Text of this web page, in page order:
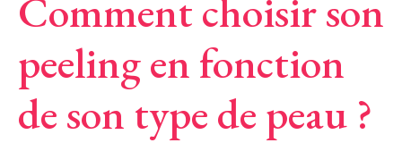
Comment choisir son
peeling en fonction
de son type de peau ?